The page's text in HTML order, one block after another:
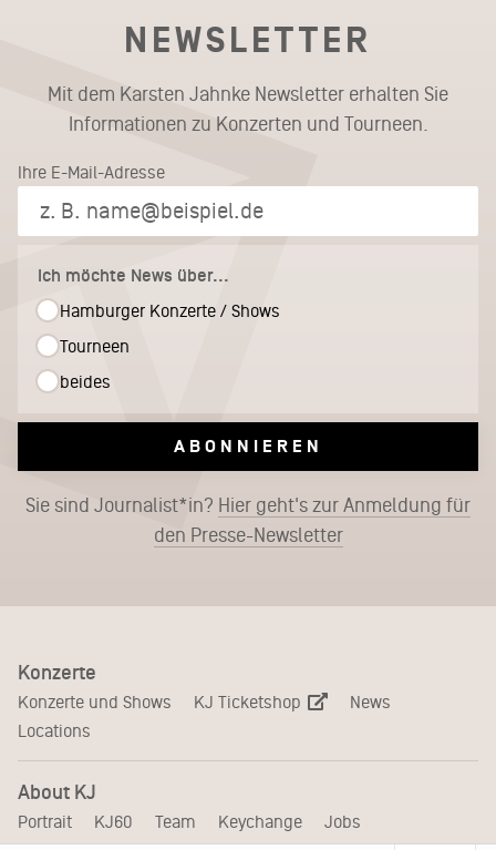
NEWSLETTER
Mit dem Karsten Jahnke Newsletter erhalten Sie
Informationen zu Konzerten und Tourneen.
Ihre E-Mail-Adresse
Ich möchte News über...
Hamburger Konzerte / Shows
Tourneen
beides
ABONNIEREN
Sie sind Journalist*in? Hier geht's zur Anmeldung für
den Presse-Newsletter
Konzerte
Konzerte und Shows KJ Ticketshop
News
Locations
About KJ
Portrait KJ60 Team Keychange Jobs